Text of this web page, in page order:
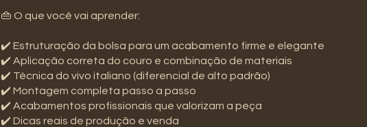
👜 O que você vai aprender:
✔️ Estruturação da bolsa para um acabamento firme e elegante
✔️ Aplicação correta do couro e combinação de materiais
✔️ Técnica do vivo italiano (diferencial de alto padrão)
✔️ Montagem completa passo a passo
✔️ Acabamentos profissionais que valorizam a peça
✔️ Dicas reais de produção e venda